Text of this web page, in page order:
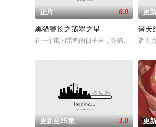
正片 6.0
黑猫警长之翡翠之星
在一个电闪雷鸣的日子里，身陷囹圄的一
更
诸天
诸天
更新至25集 1.0 更